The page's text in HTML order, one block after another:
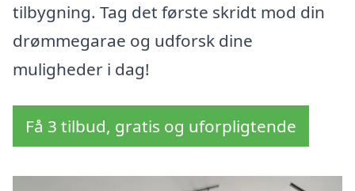
tilbygning. Tag det første skridt mod din
drømmegarae og udforsk dine
muligheder i dag!
Få 3 tilbud, gratis og uforpligtende